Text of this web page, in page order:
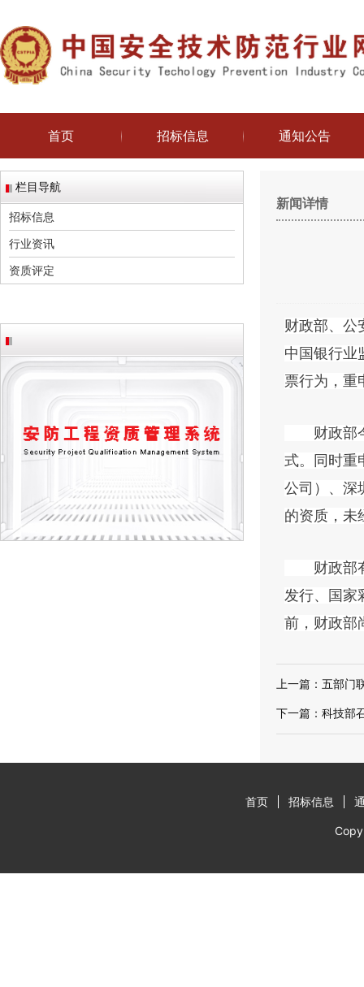
首页 招标信息 通知公告
栏目导航
招标信息
行业资讯
资质评定
新闻详情
财政部、公
中国银行业
票行为，重
财政部今
式。同时重
公司）、深
的资质，未
财政部有
发行、国家
前，财政部
上一篇： 五部门
下一篇： 科技部
首页 招标信息